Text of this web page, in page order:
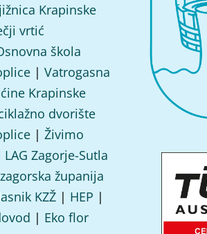
Krapinske
vrtić
škola
| Vatrogasna
Krapinske
dvorište
| Živimo
LAG Zagorje-Sutla
županija
KZŽ | HEP |
| Eko flor